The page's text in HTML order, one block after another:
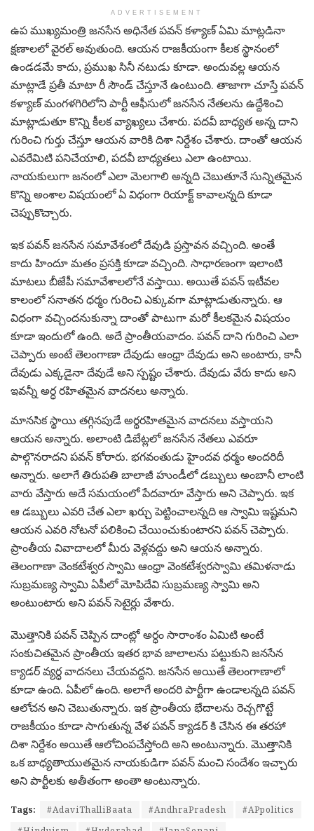
ADVERTISEMENT
ఉప ముఖ్యమంత్రి జనసేన అధినేత పవన్ కళ్యాణ్ ఏమి మాట్లడినా
క్షణాలలో వైరల్ అవుతుంది. ఆయన రాజకీయంగా కీలక స్థానంలో
ఉండడమే కాదు, ప్రముఖ సినీ నటుడు కూడా. అందువల్ల ఆయన
మాట్లాడే ప్రతీ మాటా రీ సౌండ్ చేస్తూనే ఉంటుంది. తాజాగా చూస్తే పవన్
కళ్యాణ్ మంగళగిరిలోని పార్టీ ఆఫీసులో జనసేన నేతలను ఉద్దేశించి
మాట్లాడుతూ కొన్ని కీలక వ్యాఖ్యలు చేశారు. పదవీ బాధ్యత అన్న దాని
గురించి గుర్తు చేస్తూ ఆయన వారికి దిశా నిర్దేశం చేశారు. దాంతో ఆయన
ఎవరేమిటి పనిచేయాలి, పదవీ బాధ్యతలు ఎలా ఉంటాయి.
నాయకులుగా జనంలో ఎలా మెలగాలి అన్నది చెబుతూనే సున్నితమైన
కొన్ని అంశాల విషయంలో ఏ విధంగా రియాక్ట్ కావాలన్నది కూడా
చెప్పుకొచ్చారు.
ఇక పవన్ జనసేన సమావేశంలో దేవుడి ప్రస్తావన వచ్చింది. అంతే
కాదు హిందూ మతం ప్రసక్తి కూడా వచ్చింది. సాధారణంగా ఇలాంటి
మాటలు బీజేపీ సమావేశాలలోనే వస్తాయి. అయితే పవన్ ఇటీవల
కాలంలో సనాతన ధర్మం గురించి ఎక్కువగా మాట్లాడుతున్నారు. ఆ
విధంగా వచ్చిందనుకున్నా దాంతో పాటుగా మరో కీలకమైన విషయం
కూడా ఇందులో ఉంది. అదే ప్రాంతీయవాదం. పవన్ దాని గురించి ఎలా
చెప్పారు అంటే తెలంగాణా దేవుడు ఆంధ్రా దేవుడు అని అంటారు, కానీ
దేవుడు ఎక్కడైనా దేవుడే అని స్పష్టం చేశారు. దేవుడు వేరు కాదు అని
ఇవన్నీ అర్ధ రహితమైన వాదనలు అన్నారు.
మానసిక స్థాయి తగ్గినపుడే అర్థరహితమైన వాదనలు వస్తాయని
ఆయన అన్నారు. అలాంటి డిబేట్లలో జనసేన నేతలు ఎవరూ
పాల్గొనరాదని పవన్ కోరారు. భగవంతుడు హైందవ ధర్మం అందరిదీ
అన్నారు. అలాగే తిరుపతి బాలాజీ హుండీలో డబ్బులు అంబానీ లాంటి
వారు వేస్తారు అదే సమయంలో పేదవారూ వేస్తారు అని చెప్పారు. ఇక
ఆ డబ్బులు ఎవరి చేత ఎలా ఖర్చు పెట్టించాలన్నది ఆ స్వామి ఇష్టమని
ఆయన ఎవరి నోటనో పలికించి చేయించుకుంటారని పవన్ చెప్పారు.
ప్రాంతీయ వివాదాలలో మీరు వెళ్లవద్దు అని ఆయన అన్నారు.
తెలంగాణా వెంకటేశ్వర స్వామి ఆంధ్రా వెంకటేశ్వరస్వామి తమిళనాడు
సుబ్రమణ్య స్వామి ఏపీలో మోపిదేవి సుబ్రమణ్య స్వామి అని
అంటుంటారు అని పవన్ సెటైర్లు వేశారు.
మొత్తానికి పవన్ చెప్పిన దాంట్లో అర్ధం సారాంశం ఏమిటి అంటే
సంకుచితమైన ప్రాంతీయ ఇతర భావ జాలాలను పట్టుకుని జనసేన
క్యాడర్ వ్యర్ధ వాదనలు చేయవద్దని. జనసేన అయితే తెలంగాణాలో
కూడా ఉంది. ఏపీలో ఉంది. అలాగే అందరి పార్టీగా ఉండాలన్నది పవన్
ఆలోచన అని చెబుతున్నారు. ఇక ప్రాంతీయ భేదాలను రెచ్చగొట్టే
రాజకీయం కూడా సాగుతున్న వేళ పవన్ క్యాడర్ కి చేసిన ఈ తరహా
దిశా నిర్దేశం అయితే ఆలోచింపచేస్తోంది అని అంటున్నారు. మొత్తానికి
ఒక బాధ్యతాయుతమైన నాయకుడిగా పవన్ మంచి సందేశం ఇచ్చారు
అని పార్టీలకు అతీతంగా అంతా అంటున్నారు.
Tags: #AdaviThalliBaata #AndhraPradesh
#APpolitics